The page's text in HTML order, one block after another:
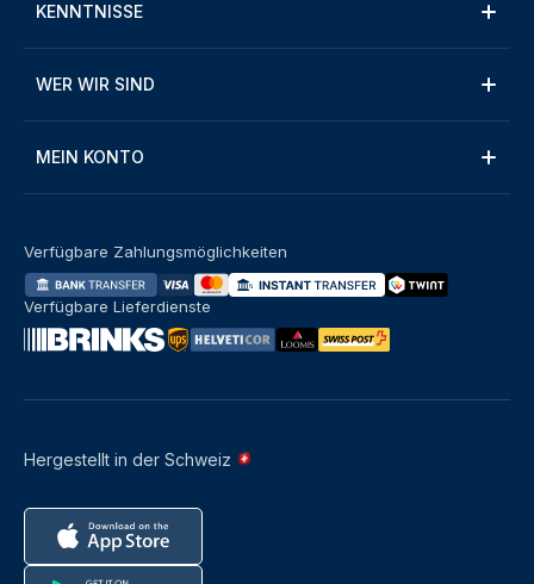
KENNTNISSE
WER WIR SIND
MEIN KONTO
Hergestellt in der Schweiz
Verfügbare Zahlungsmöglichkeiten
Verfügbare Lieferdienste